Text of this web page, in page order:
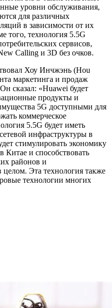
уровни обслуживания,
для различных
в зависимости от их
того, технология 5.5G
сервисов,
Calling и 3D без очков.
Хоу Инчжэнь (Hou
маркетинга и продаж
сказал: «Huawei будет
продукты и
5G доступными для
коммерческое
5.5G будет иметь
инфраструктуры в
стимулировать экономику
Китае и способствовать
районов и
целом. Эта технология также
технологии многих